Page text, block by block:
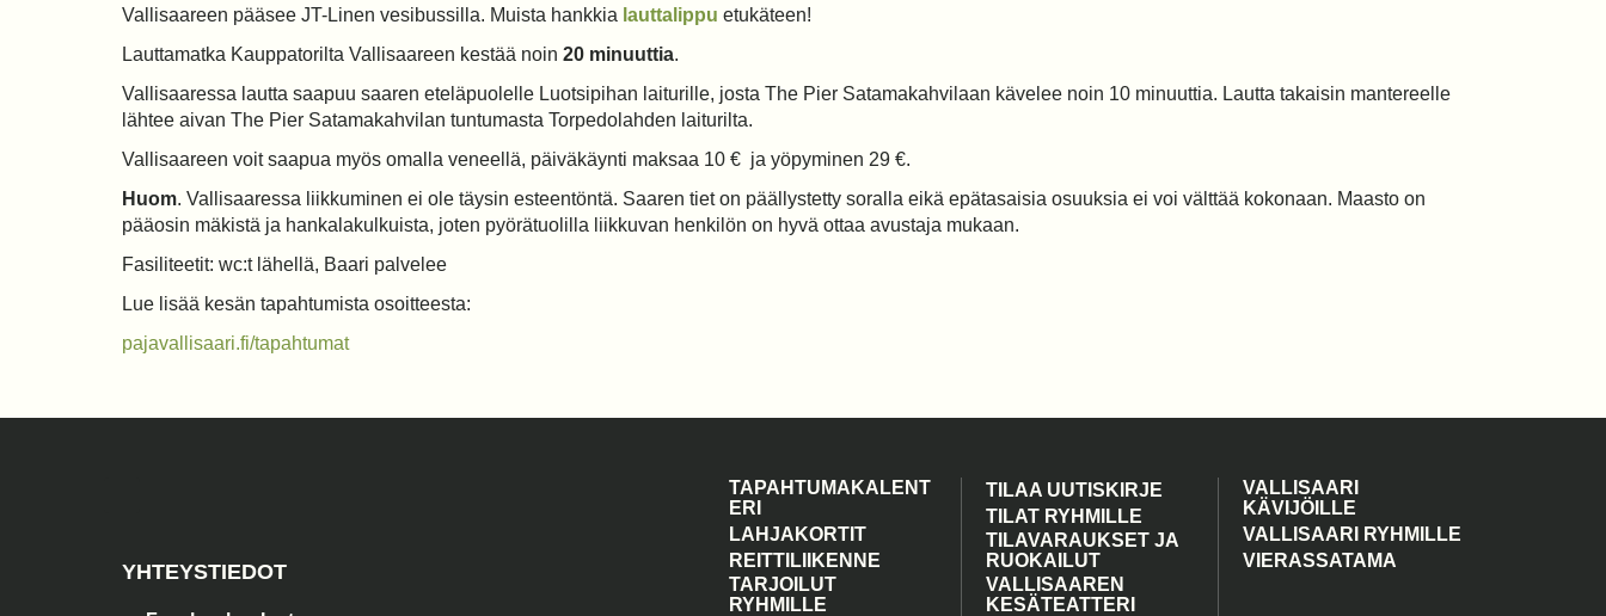
Vallisaareen pääsee JT-Linen vesibussilla. Muista hankkia lauttalippu etukäteen!
Lauttamatka Kauppatorilta Vallisaareen kestää noin 20 minuuttia.
Vallisaaressa lautta saapuu saaren eteläpuolelle Luotsipihan laiturille, josta The Pier Satamakahvilaan kävelee noin 10 minuuttia. Lautta takaisin mantereelle
lähtee aivan The Pier Satamakahvilan tuntumasta Torpedolahden laiturilta.
Vallisaareen voit saapua myös omalla veneellä, päiväkäynti maksaa 10 € ja yöpyminen 29 €.
Huom. Vallisaaressa liikkuminen ei ole täysin esteentöntä. Saaren tiet on päällystetty soralla eikä epätasaisia osuuksia ei voi välttää kokonaan. Maasto on
pääosin mäkistä ja hankalakulkuista, joten pyörätuolilla liikkuvan henkilön on hyvä ottaa avustaja mukaan.
Fasiliteetit: wc:t lähellä, Baari palvelee
Lue lisää kesän tapahtumista osoitteesta:
pajavallisaari.fi/tapahtumat
YHTEYSTIEDOT
TAPAHTUMAKALENT
ERI
LAHJAKORTIT
REITTILIIKENNE
TARJOILUT
RYHMILLE
TILAA UUTISKIRJE
TILAT RYHMILLE
TILAVARAUKSET JA
RUOKAILUT
VALLISAAREN
KESÄTEATTERI
VALLISAARI
KÄVIJÖILLE
VALLISAARI RYHMILLE
VIERASSATAMA